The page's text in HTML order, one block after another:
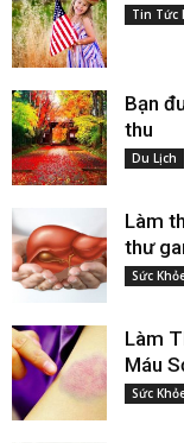
Tin Tức
Bạn
thu
Du Lịch
Làm
thư
Sức
Làm
Máu
Sức